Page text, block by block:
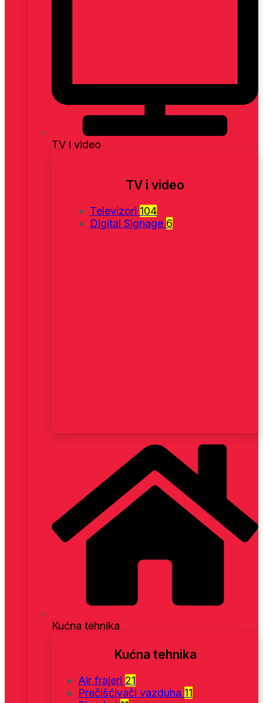
TV i video
TV i video
Televizori 104
Digital Signage 6
Kućna tehnika
Kućna tehnika
Air frajeri 21
Prečišćivači vazduha 11